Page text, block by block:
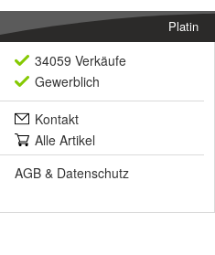
Platin
34059 Verkäufe
Gewerblich
Kontakt
Alle Artikel
AGB & Datenschutz